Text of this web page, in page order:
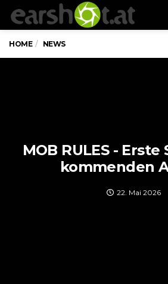
HOME NEWS
MOB RULES -
kommenden
22. Mai 2026